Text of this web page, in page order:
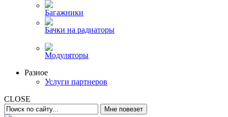
Багажники
Бачки на радиаторы
Модуляторы
Разное
Услуги партнеров
CLOSE